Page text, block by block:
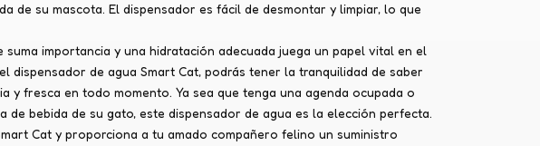
de su mascota. El dispensador es fácil de desmontar y limpiar, lo que
importancia y una hidratación adecuada juega un papel vital en el
dispensador de agua Smart Cat, podrás tener la tranquilidad de saber
y fresca en todo momento. Ya sea que tenga una agenda ocupada o
de bebida de su gato, este dispensador de agua es la elección perfecta.
Cat y proporciona a tu amado compañero felino un suministro